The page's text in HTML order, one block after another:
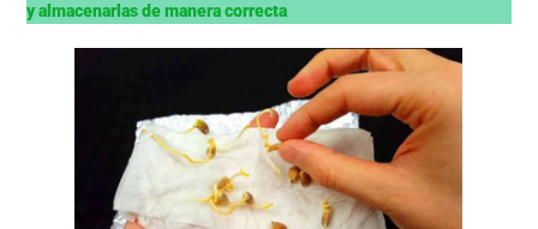
y almacenarlas de manera correcta